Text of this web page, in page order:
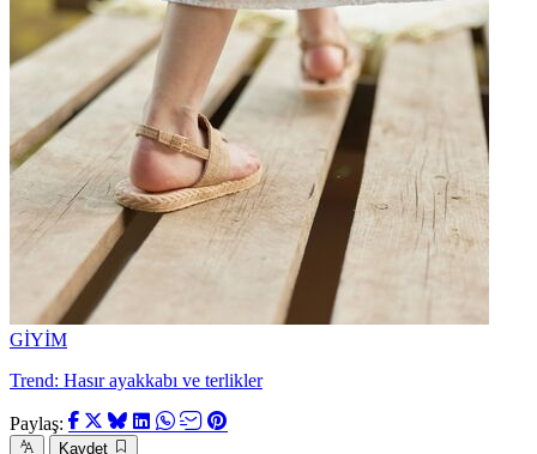
GİYİM
Trend: Hasır ayakkabı ve terlikler
Paylaş:
Kaydet